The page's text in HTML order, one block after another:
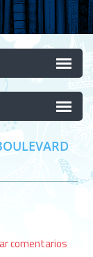
comentarios